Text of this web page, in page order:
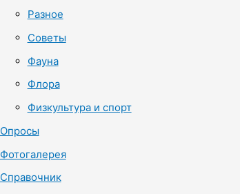
Разное
Советы
Фауна
Флора
Физкультура и спорт
Опросы
Фотогалерея
Справочник